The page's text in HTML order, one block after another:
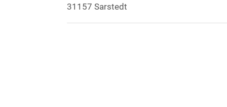
31157 Sarstedt